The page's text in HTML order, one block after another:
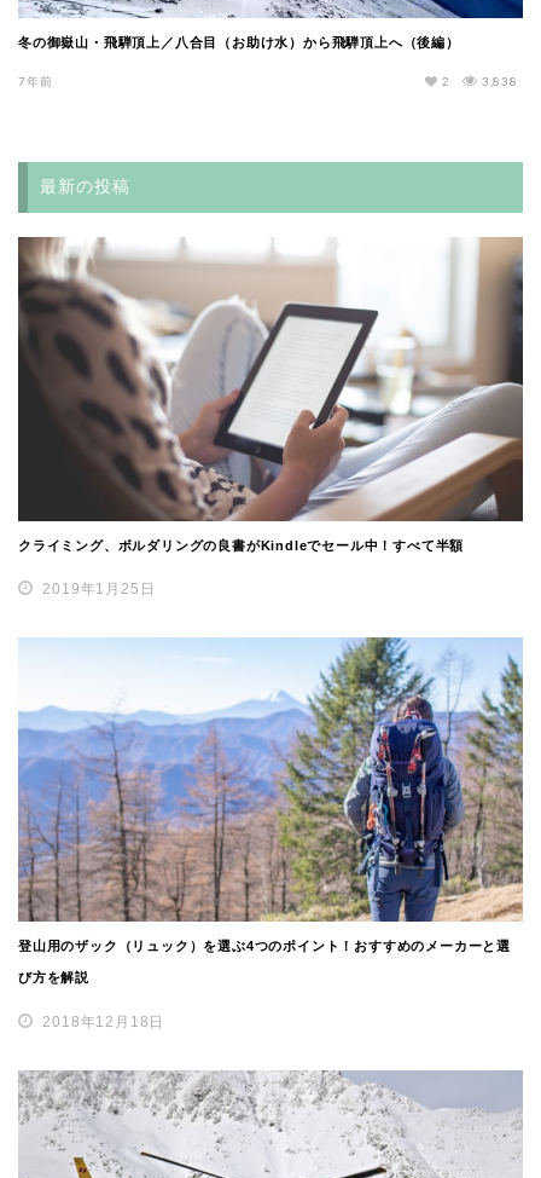
冬の御嶽山・飛騨頂上／八合目（お助け水）から飛騨頂上へ（後編）
7年前 3,838
2
最新の投稿
クライミング、ボルダリングの良書がKindleでセール中！すべて半額
2019年1月25日
登山用のザック（リュック）を選ぶ4つのポイント！おすすめのメーカーと選
び方を解説
2018年12月18日